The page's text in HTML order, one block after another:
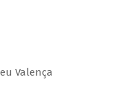
Valença